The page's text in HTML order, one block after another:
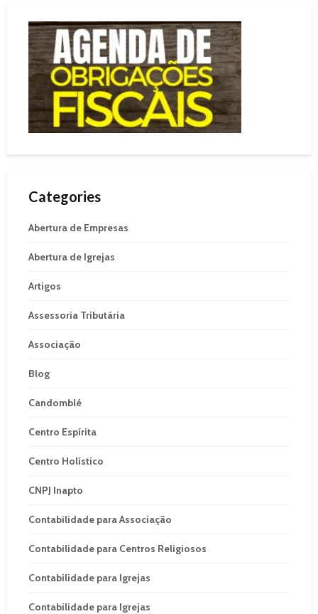
Categories
Abertura de Empresas
Abertura de Igrejas
Artigos
Assessoria Tributária
Associação
Blog
Candomblé
Centro Espírita
Centro Holístico
CNPJ Inapto
Contabilidade para Associação
Contabilidade para Centros Religiosos
Contabilidade para Igrejas
Contabilidade para Igrejas